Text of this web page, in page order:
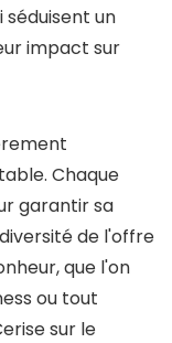
un
impact sur
Chaque
garantir sa
de l'offre
que l'on
ou tout
sur le